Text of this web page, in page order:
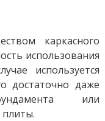
каркасного
использования
используется
достаточно даже
или